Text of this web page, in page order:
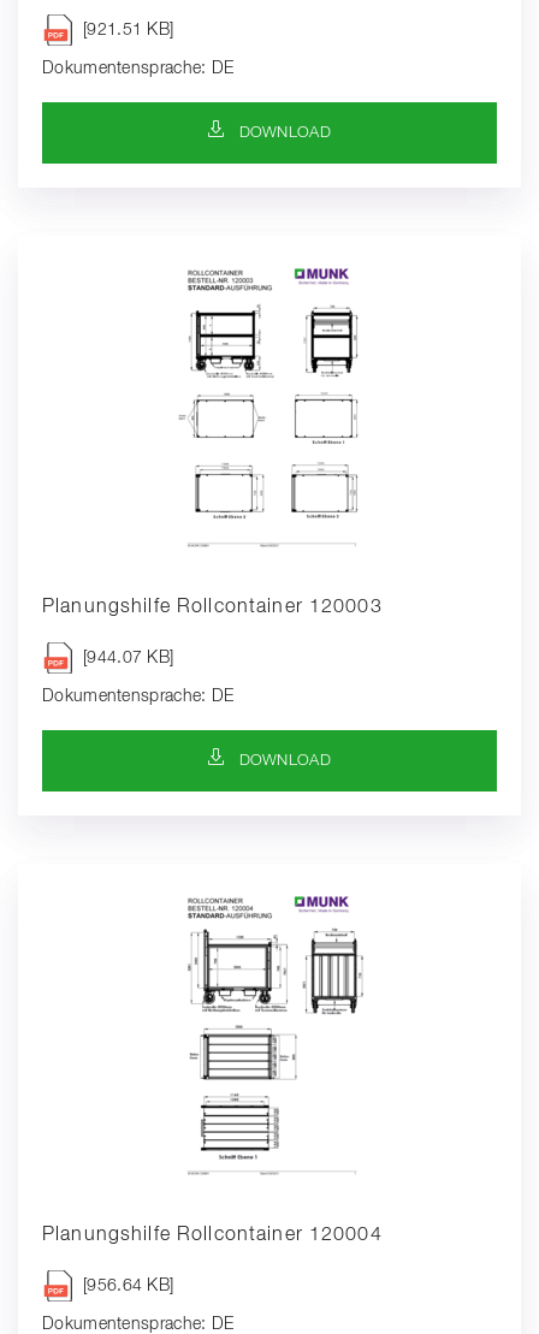
[921.51 KB]
Dokumentensprache: DE
DOWNLOAD-SYMBOL
DOWNLOAD
Planungshilfe Rollcontainer 120003
[944.07 KB]
Dokumentensprache: DE
DOWNLOAD-SYMBOL
DOWNLOAD
Planungshilfe Rollcontainer 120004
[956.64 KB]
Dokumentensprache: DE